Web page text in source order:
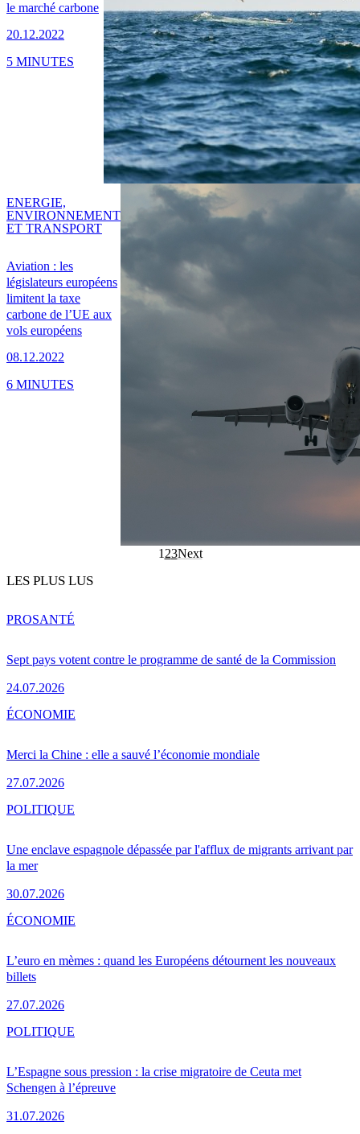
le marché carbone
20.12.2022
5 MINUTES
Aviation : les
législateurs européens
limitent la taxe
carbone de l’UE aux
vols européens
08.12.2022
ENERGIE,
ENVIRONNEMENT
ET TRANSPORT
6 MINUTES
1 23Next
LES PLUS LUS
Sept pays votent contre le programme de santé de la Commission
24.07.2026
PROSANTÉ
Merci la Chine : elle a sauvé l’économie mondiale
27.07.2026
ÉCONOMIE
Une enclave espagnole dépassée par l'afflux de migrants arrivant par
la mer
30.07.2026
POLITIQUE
L’euro en mèmes : quand les Européens détournent les nouveaux
billets
27.07.2026
ÉCONOMIE
L’Espagne sous pression : la crise migratoire de Ceuta met
Schengen à l’épreuve
31.07.2026
POLITIQUE